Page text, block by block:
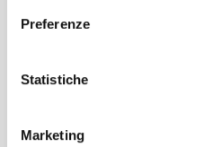
Preferenze
Statistiche
Marketing